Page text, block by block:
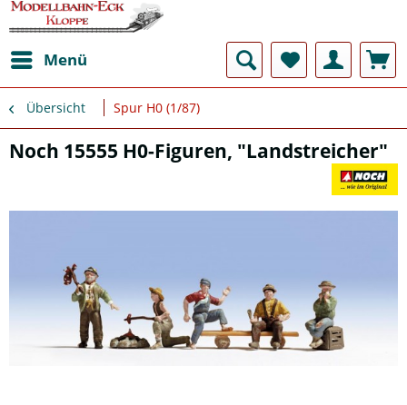
Menü
Übersicht Spur H0 (1/87)
Noch 15555 H0-Figuren, "Landstreicher"